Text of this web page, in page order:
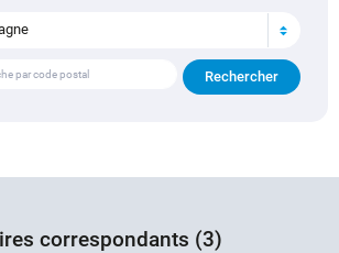
correspondants (3)